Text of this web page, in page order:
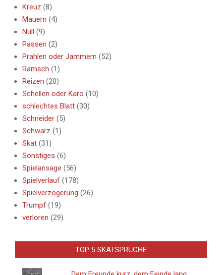
Kreuz (8)
Mauern (4)
Null (9)
Passen (2)
Prahlen oder Jammern (52)
Ramsch (1)
Reizen (20)
Schellen oder Karo (10)
schlechtes Blatt (30)
Schneider (5)
Schwarz (1)
Skat (31)
Sonstiges (6)
Spielansage (56)
Spielverlauf (178)
Spielverzögerung (26)
Trumpf (19)
verloren (29)
TOP 5 SKATSPRÜCHE